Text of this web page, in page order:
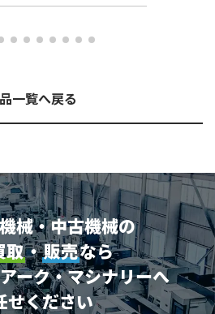
一覧へ戻る
械・中古機械の
取・販売なら
ーク・マシナリーへ
せください